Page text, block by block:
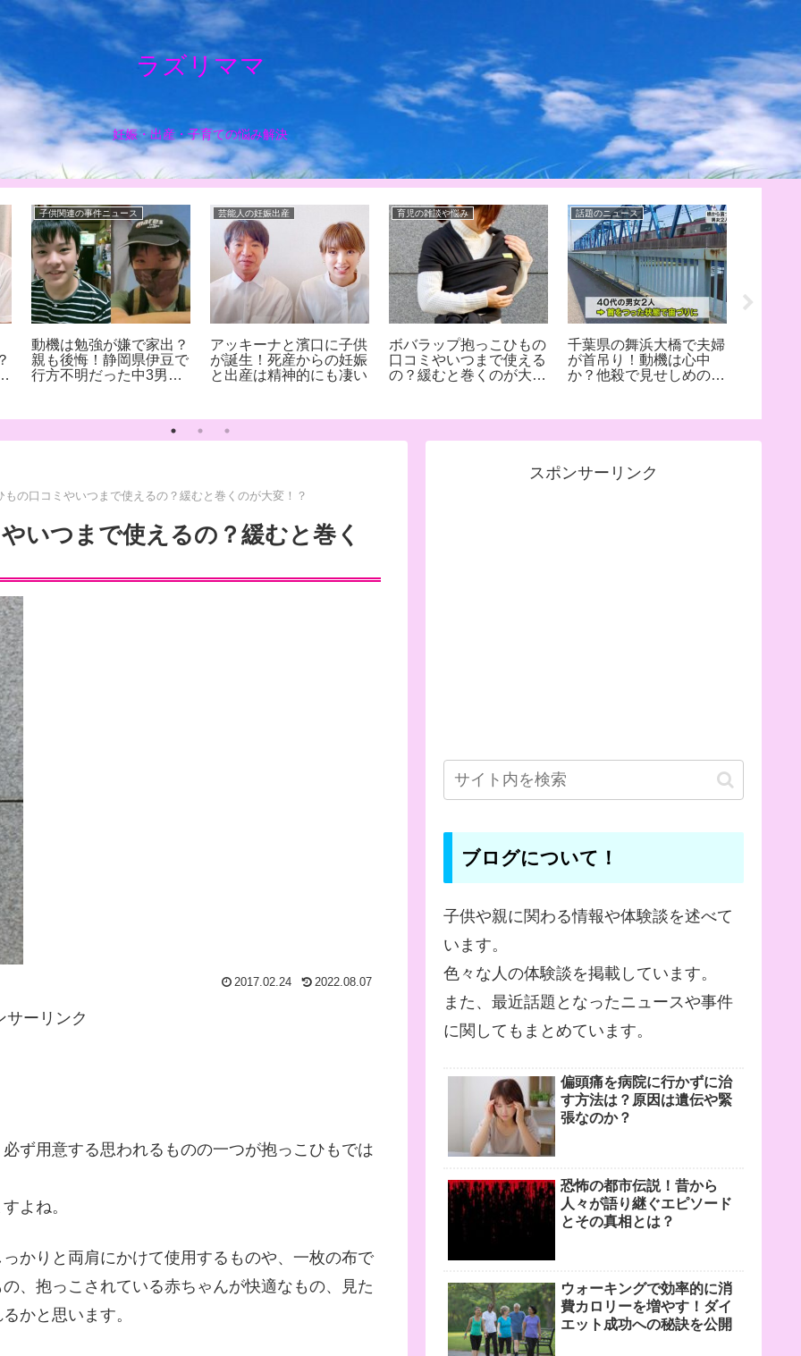
ラズリママ
妊娠・出産・子育ての悩み解決
子供関連の事件ニュース
動機は勉強が嫌で家出？
親も後悔！静岡県伊豆で
行方不明だった中3男子
芸能人の妊娠出産
アッキーナと濱口に子供
が誕生！死産からの妊娠
と出産は精神的にも凄い
育児の雑談や悩み
ボバラップ抱っこひもの
口コミやいつまで使える
の？緩むと巻くのが大
話題のニュース
千葉県の舞浜大橋で夫婦
が首吊り！動機は心中
か？他殺で見せしめの可
もの口コミやいつまで使えるの？緩むと巻くのが大変！？
いつまで使えるの？緩むと巻く
2017.02.24 2022.08.07
サーリンク
ず用意する思われるものの一つが抱っこひもでは
よね。
かりと両肩にかけて使用するものや、一枚の布で
、抱っこされている赤ちゃんが快適なもの、見た
かと思います。
スポンサーリンク
ブログについて！
子供や親に関わる情報や体験談を述べて
います。
色々な人の体験談を掲載しています。
また、最近話題となったニュースや事件
に関してもまとめています。
偏頭痛を病院に行かずに治
す方法は？原因は遺伝や緊
張なのか？
恐怖の都市伝説！昔から
人々が語り継ぐエピソード
とその真相とは？
ウォーキングで効率的に消
費カロリーを増やす！ダイ
エット成功への秘訣を公開